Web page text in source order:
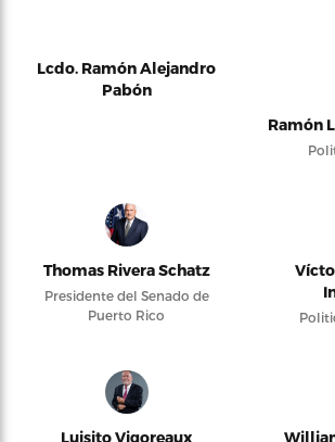
Lcdo. Ramón Alejandro
Pabón
Ramón
Thomas Rivera Schatz
Presidente del Senado de
Puerto Rico
Luisito Vigoreaux